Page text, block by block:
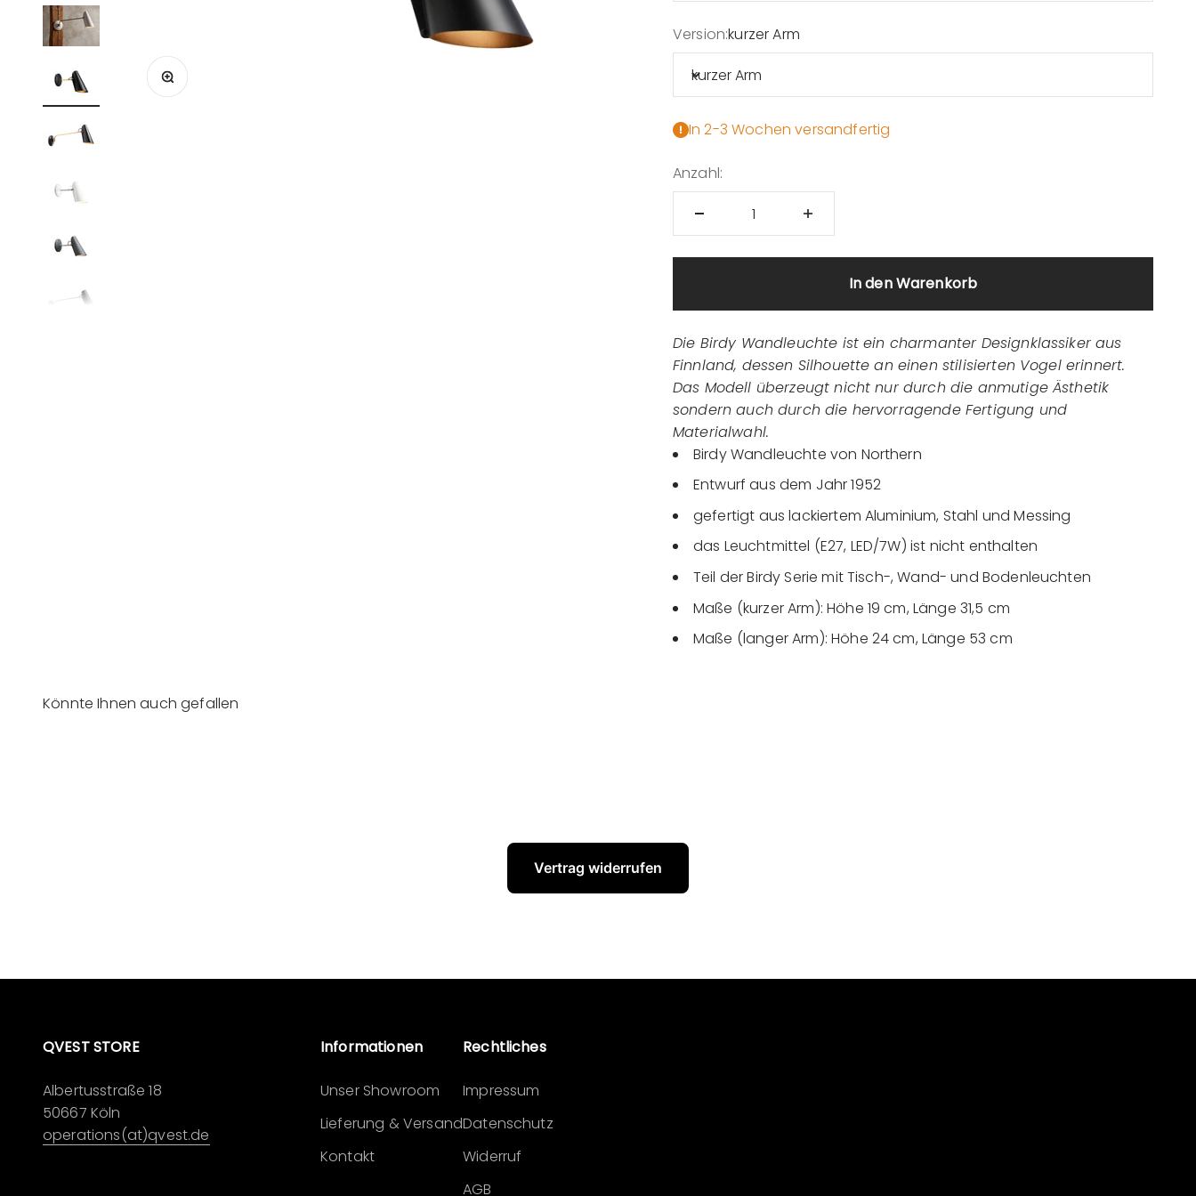
Bild vergrößern
Version:kurzer Arm
kurzer Arm
In 2-3 Wochen versandfertig
Anzahl:
In den Warenkorb
Die Birdy Wandleuchte ist ein charmanter Designklassiker aus
Finnland, dessen Silhouette an einen stilisierten Vogel erinnert.
Das Modell überzeugt nicht nur durch die anmutige Ästhetik
sondern auch durch die hervorragende Fertigung und
Materialwahl.
Birdy Wandleuchte von Northern
Entwurf aus dem Jahr 1952
gefertigt aus lackiertem Aluminium, Stahl und Messing
das Leuchtmittel (E27, LED/7W) ist nicht enthalten
Teil der Birdy Serie mit Tisch-, Wand- und Bodenleuchten
Maße (kurzer Arm): Höhe 19 cm, Länge 31,5 cm
Maße (langer Arm): Höhe 24 cm, Länge 53 cm
Vertrag widerrufen
QVEST STORE
Albertusstraße 18
50667 Köln
operations(at)qvest.de
Informationen
Unser Showroom
Lieferung & Versand
Kontakt
Rechtliches
Impressum
Datenschutz
Widerruf
AGB